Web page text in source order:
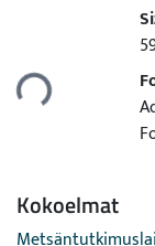
Kokoelmat